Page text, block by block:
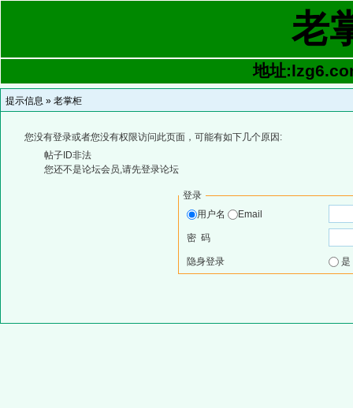
老
地址
提示信息 » 老掌柜
您没有登录或者您没有权限访问此页面，可能有如下几个原因:
帖子ID非法
您还不是论坛会员,请先登录论坛
登录
用户名
Email
密 码
隐身登录